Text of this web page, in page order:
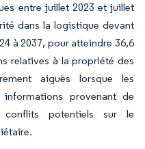
entre juillet 2023 et juillet
dans la logistique devant
à 2037, pour atteindre 36,6
relatives à la propriété des
aiguës lorsque les
provenant de
conflits potentiels sur le